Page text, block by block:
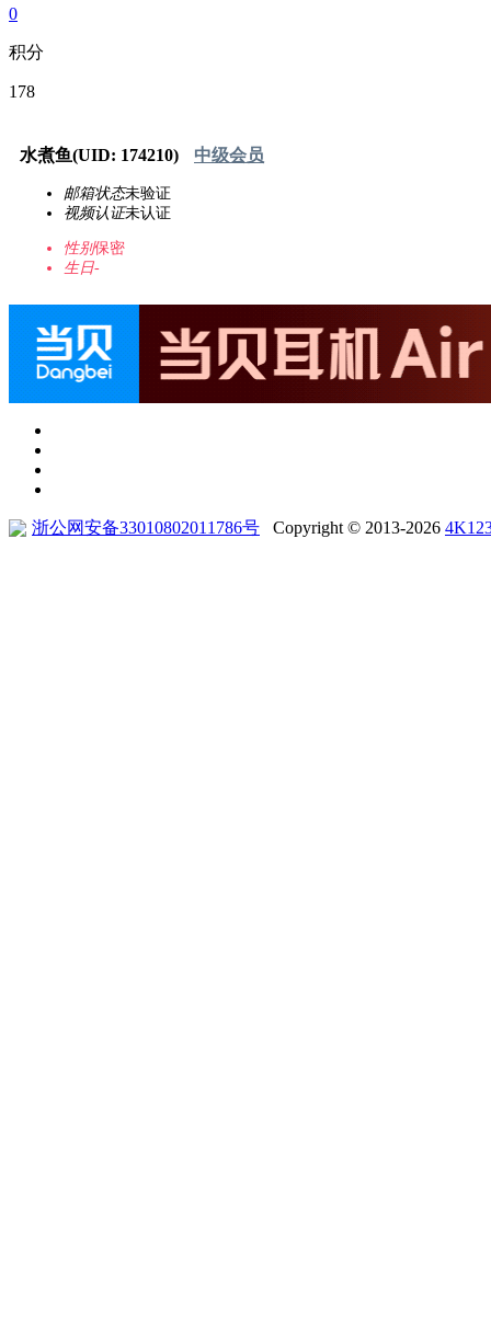
0
积分
178
水煮鱼(UID: 174210) 中级会员
邮箱状态未验证
视频认证未认证
性别保密
生日-
浙公网安备33010802011786号 Copyright © 2013-2026